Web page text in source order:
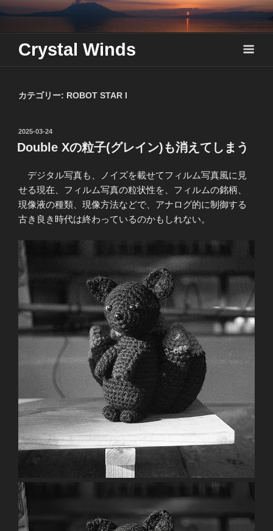
Skip
content
Crystal Winds
カテゴリー: ROBOT STAR I
投
稿
日:
2025-03-24
Double Xの粒子(グレイン)も消えてしまう
デジタル写真も、ノイズを載せてフィルム写真風に見
せる現在、フィルム写真の粒状性を、フィルムの銘柄、
現像液の種類、現像方法などで、アナログ的に制御する
古き良き時代は終わっているのかもしれない。